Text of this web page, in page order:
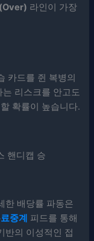
라인이 가장
카드를 쥔 복병의
리스크를 안고도
확률이 높습니다.
핸디캡 승
한 배당률 파동은
중계 피드를 통해
반의 이성적인 접